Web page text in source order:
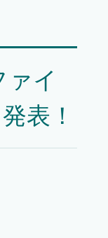
ァイ
表！